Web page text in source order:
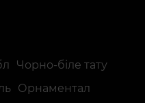
Чорно-біле тату
Орнаментал